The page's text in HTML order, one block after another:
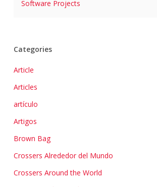
Software Projects
Categories
Article
Articles
artículo
Artigos
Brown Bag
Crossers Alrededor del Mundo
Crossers Around the World